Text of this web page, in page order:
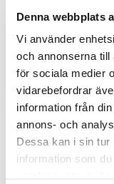
Denna webbplats
Vi använder
och annonserna till
för sociala medier
vidarebefordrar
information från
annons- och
Dessa kan i sin tur
information som